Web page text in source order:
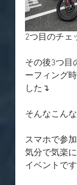
2つ目のチェ
その後3つ目
ーフィング
した↴
そんなこん
スマホで参
気分で気楽
イベントです